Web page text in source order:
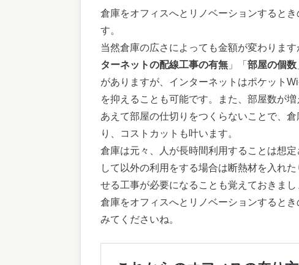
倉庫をオフィスへとリノベーションするとき
す。
当然倉庫の広さによっても金額が変わります
ターネットの配線工事の有無 」「 部屋の個数
がありますが、インターネットはポケット
を抑えることも可能です。また、部屋数が
あえて部屋の仕切りをつくらないことで、
り、コストカットも叶います。
倉庫は元々、人が長時間利用することは想
して以外の利用をする場合は断熱材を入れ
せる工事が必要になることも覚えておきまし
倉庫をオフィスへとリノベーションすると
みてくださいね。